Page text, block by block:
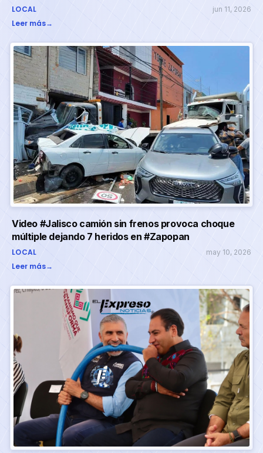
LOCAL jun 11, 2026
Leer más→
Video #Jalisco camión sin frenos provoca choque
múltiple dejando 7 heridos en #Zapopan
LOCAL may 10, 2026
Leer más→